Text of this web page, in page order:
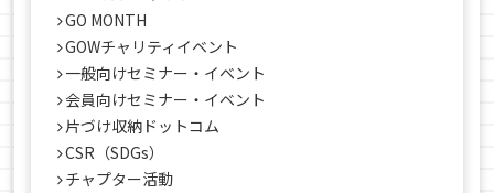
GO MONTH
GOWチャリティイベント
一般向けセミナー・イベント
会員向けセミナー・イベント
片づけ収納ドットコム
CSR（SDGs）
チャプター活動